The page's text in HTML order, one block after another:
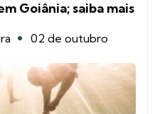
Goiânia; saiba mais
02 de outubro